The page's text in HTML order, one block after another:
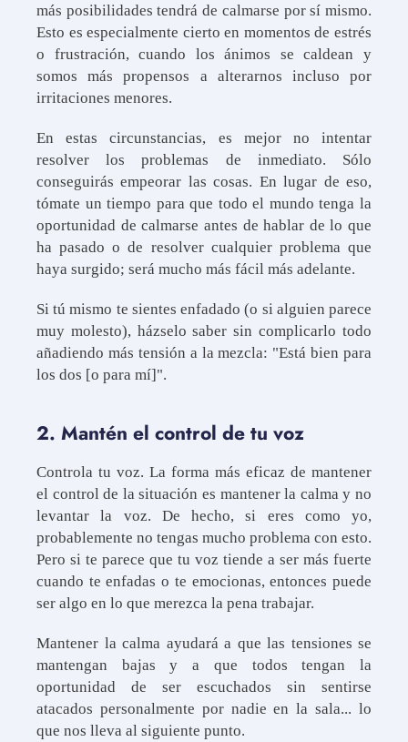
más posibilidades tendrá de calmarse por sí mismo.
Esto es especialmente cierto en momentos de estrés
o frustración, cuando los ánimos se caldean y
somos más propensos a alterarnos incluso por
irritaciones menores.
En estas circunstancias, es mejor no intentar
resolver los problemas de inmediato. Sólo
conseguirás empeorar las cosas. En lugar de eso,
tómate un tiempo para que todo el mundo tenga la
oportunidad de calmarse antes de hablar de lo que
ha pasado o de resolver cualquier problema que
haya surgido; será mucho más fácil más adelante.
Si tú mismo te sientes enfadado (o si alguien parece
muy molesto), házselo saber sin complicarlo todo
añadiendo más tensión a la mezcla: "Está bien para
los dos [o para mí]".
2. Mantén el control de tu voz
Controla tu voz. La forma más eficaz de mantener
el control de la situación es mantener la calma y no
levantar la voz. De hecho, si eres como yo,
probablemente no tengas mucho problema con esto.
Pero si te parece que tu voz tiende a ser más fuerte
cuando te enfadas o te emocionas, entonces puede
ser algo en lo que merezca la pena trabajar.
Mantener la calma ayudará a que las tensiones se
mantengan bajas y a que todos tengan la
oportunidad de ser escuchados sin sentirse
atacados personalmente por nadie en la sala... lo
que nos lleva al siguiente punto.